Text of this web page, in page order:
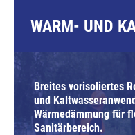
WARM- UND
Breites vorisoliertes
und
Wärmedämmung für
Sanitärbereich.